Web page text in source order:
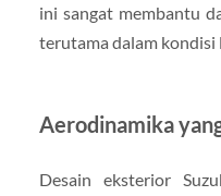
ini sangat membantu
terutama dalam kondisi
Aerodinamika
Desain eksterior